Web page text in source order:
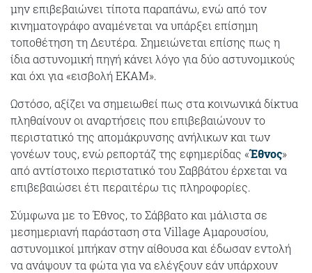
μην επιβεβαιώνει τίποτα παραπάνω, ενώ από τον
κινηματογράφο αναμένεται να υπάρξει επίσημη
τοποθέτηση τη Δευτέρα. Σημειώνεται επίσης πως η
ίδια αστυνομική πηγή κάνει λόγο για δύο αστυνομικούς
και όχι για «εισβολή ΕΚΑΜ».
Ωστόσο, αξίζει να σημειωθεί πως στα κοινωνικά δίκτυα
πληθαίνουν οι αναρτήσεις που επιβεβαιώνουν το
περιστατικό της απομάκρυνσης ανήλικων και των
γονέων τους, ενώ ρεπορτάζ της εφημερίδας «Έθνος»
από αντίστοιχο περιστατικό του Σαββάτου έρχεται να
επιβεβαιώσει έτι περαιτέρω τις πληροφορίες.
Σύμφωνα με το Έθνος, το Σάββατο και μάλιστα σε
μεσημεριανή παράσταση στα Village Αμαρουσίου,
αστυνομικοί μπήκαν στην αίθουσα και έδωσαν εντολή
να ανάψουν τα φώτα για να ελέγξουν εάν υπάρχουν